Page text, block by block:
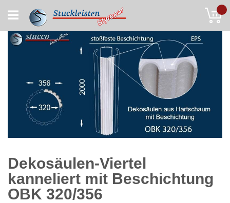
to
Content
Dekosäulen-Viertel
kanneliert mit Beschichtung
OBK 320/356